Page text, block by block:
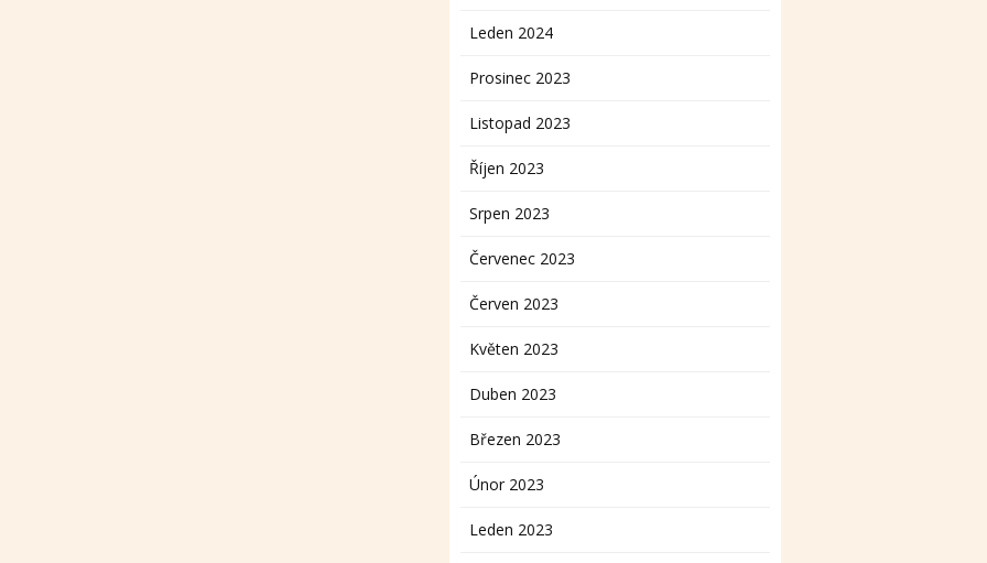
Leden 2024
Prosinec 2023
Listopad 2023
Říjen 2023
Srpen 2023
Červenec 2023
Červen 2023
Květen 2023
Duben 2023
Březen 2023
Únor 2023
Leden 2023